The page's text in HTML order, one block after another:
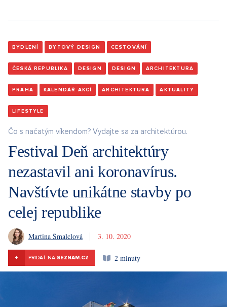
BYDLENÍ BYTOVÝ DESIGN CESTOVÁNÍ
ČESKÁ REPUBLIKA DESIGN DESIGN ARCHITEKTURA
PRAHA KALENDÁŘ AKCÍ ARCHITEKTURA AKTUALITY
LIFESTYLE
Čo s načatým víkendom? Vydajte sa za architektúrou.
Festival Deň architektúry
nezastavil ani koronavírus.
Navštívte unikátne stavby po
celej republike
Martina Šmalclová 3. 10. 2020
+ PRIDAŤ NA SEZNAM.CZ 2 minuty